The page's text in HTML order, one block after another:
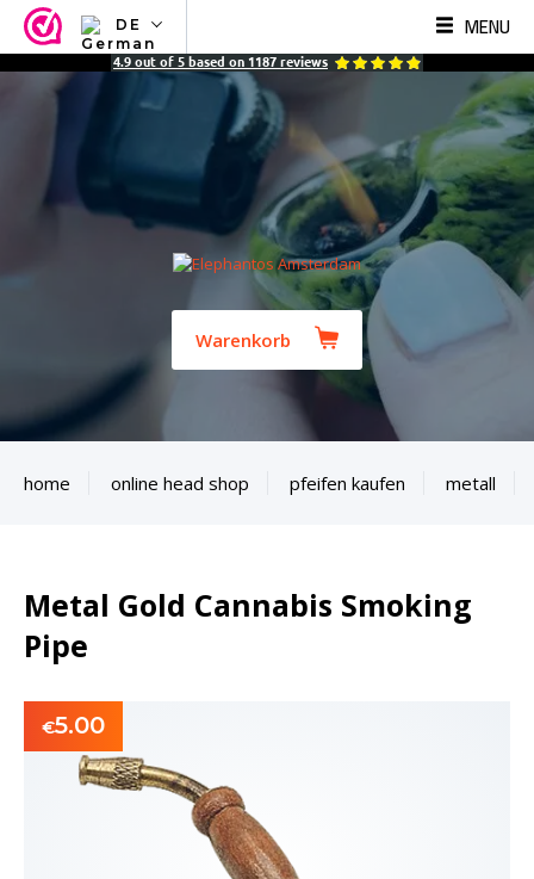
DE
NL
ES
MENU
4.9 out of 5 based on 1187 reviews
Warenkorb
home online head shop pfeifen kaufen metall
Metal Gold Cannabis Smoking
Pipe
€5.00